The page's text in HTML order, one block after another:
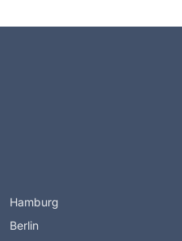
Hamburg
Berlin